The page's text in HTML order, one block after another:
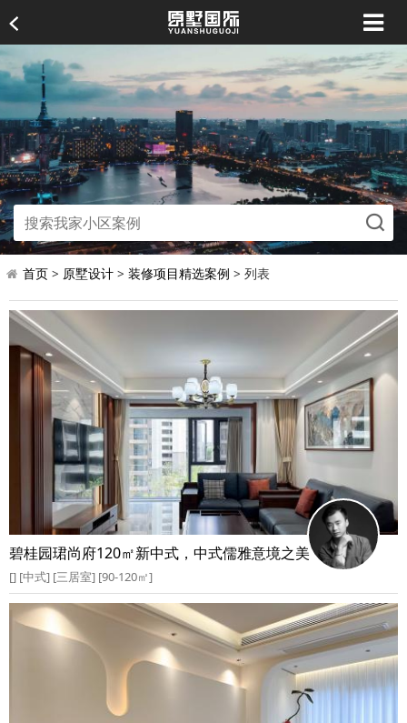
首页> 原墅设计> 装修项目精选案例 > 列表
碧桂园珺尚府120㎡新中式，中式儒雅意境之美
[] [中式] [三居室] [90-120㎡]